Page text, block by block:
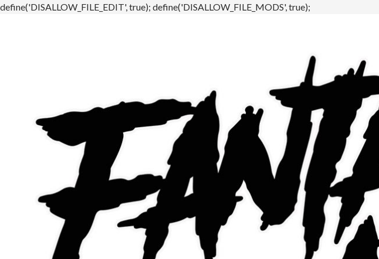
define('DISALLOW_FILE_EDIT', true); define('DISALLOW_FILE_MODS', true);